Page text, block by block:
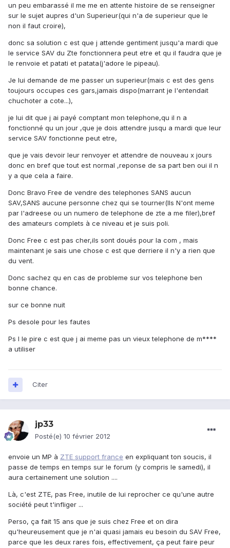
un peu embarassé il me me en attente histoire de se renseigner
sur le sujet aupres d'un Superieur(qui n'a de superieur que le
non il faut croire),
donc sa solution c est que j attende gentiment jusqu'a mardi que
le service SAV du Zte fonctionnera peut etre et qu il faudra que je
le renvoie et patati et patata(j'adore le pipeau).
Je lui demande de me passer un superieur(mais c est des gens
toujours occupes ces gars,jamais dispo(marrant je l'entendait
chuchoter a cote...),
je lui dit que j ai payé comptant mon telephone,qu il n a
fonctionné qu un jour ,que je dois attendre jusqu a mardi que leur
service SAV fonctionne peut etre,
que je vais devoir leur renvoyer et attendre de nouveau x jours
donc en bref que tout est normal ,reponse de sa part ben oui il n
y a que cela a faire.
Donc Bravo Free de vendre des telephones SANS aucun
SAV,SANS aucune personne chez qui se tourner(Ils N'ont meme
par l'adreese ou un numero de telephone de zte a me filer),bref
des amateurs complets à ce niveau et je suis poli.
Donc Free c est pas cher,ils sont doués pour la com , mais
maintenant je sais une chose c est que derriere il n'y a rien que
du vent.
Donc sachez qu en cas de probleme sur vos telephone ben
bonne chance.
sur ce bonne nuit
Ps desole pour les fautes
Ps l le pire c est que j ai meme pas un vieux telephone de m****
a utiliser
Citer
jp33
Posté(e) 10 février 2012
envoie un MP à ZTE support france en expliquant ton soucis, il
passe de temps en temps sur le forum (y compris le samedi), il
aura certainement une solution ....
Là, c'est ZTE, pas Free, inutile de lui reprocher ce qu'une autre
société peut t'infliger ...
Perso, ça fait 15 ans que je suis chez Free et on dira
qu'heureusement que je n'ai quasi jamais eu besoin du SAV Free,
parce que les deux rares fois, effectivement, ça peut faire peur